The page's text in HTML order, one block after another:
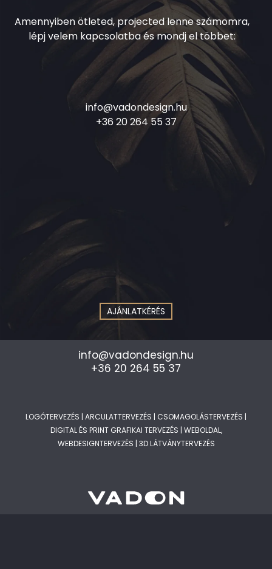
Amennyiben ötleted, projected lenne számomra,
lépj velem kapcsolatba és mondj el többet:
info@vadondesign.hu
+36 20 264 55 37
AJÁNLATKÉRÉS
info@vadondesign.hu
+36 20 264 55 37
LOGÓTERVEZÉS | ARCULATTERVEZÉS | CSOMAGOLÁSTERVEZÉS |
DIGITAL ÉS PRINT GRAFIKAI TERVEZÉS | WEBOLDAL,
WEBDESIGNTERVEZÉS | 3D LÁTVÁNYTERVEZÉS